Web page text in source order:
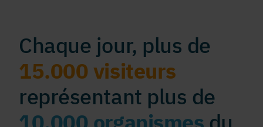
Chaque jour, plus de
15.000 visiteurs
représentant plus de